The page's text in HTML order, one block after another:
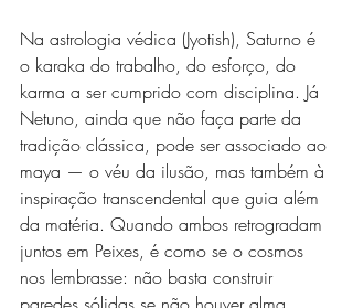
Na astrologia védica (Jyotish), Saturno é
o karaka do trabalho, do esforço, do
karma a ser cumprido com disciplina. Já
Netuno, ainda que não faça parte da
tradição clássica, pode ser associado ao
maya — o véu da ilusão, mas também à
inspiração transcendental que guia além
da matéria. Quando ambos retrogradam
juntos em Peixes, é como se o cosmos
nos lembrasse: não basta construir